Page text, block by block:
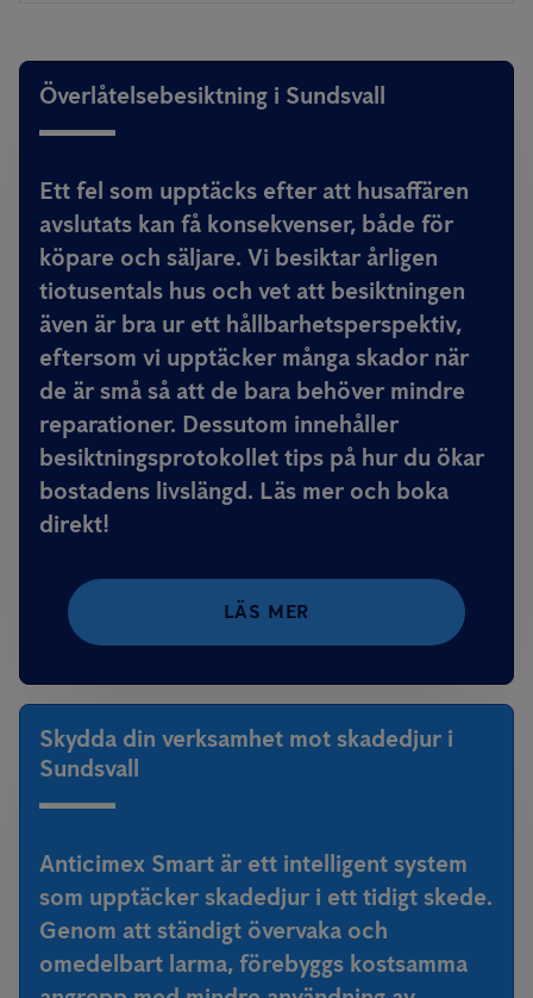
Överlåtelsebesiktning i Sundsvall
Ett fel som upptäcks efter att husaffären
avslutats kan få konsekvenser, både för
köpare och säljare. Vi besiktar årligen
tiotusentals hus och vet att besiktningen
även är bra ur ett hållbarhetsperspektiv,
eftersom vi upptäcker många skador när
de är små så att de bara behöver mindre
reparationer. Dessutom innehåller
besiktningsprotokollet tips på hur du ökar
bostadens livslängd. Läs mer och boka
direkt!
LÄS MER
Skydda din verksamhet mot skadedjur i
Sundsvall
Anticimex Smart är ett intelligent system
som upptäcker skadedjur i ett tidigt skede.
Genom att ständigt övervaka och
omedelbart larma, förebyggs kostsamma